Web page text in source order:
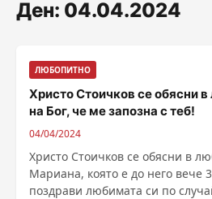
Ден: 04.04.2024
ЛЮБОПИТНО
Христо Стоичков се обясни
на Бог, че ме запозна с теб!
04/04/2024
Христо Стоичков се обясни в
Мариана, която е до него вече
поздрави любимата си по